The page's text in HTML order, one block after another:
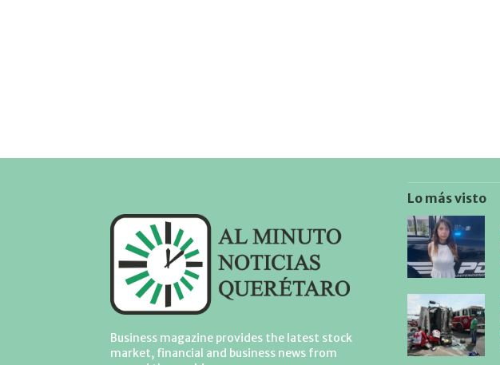
Business magazine provides the latest stock
market, financial and business news from
Lo más visto